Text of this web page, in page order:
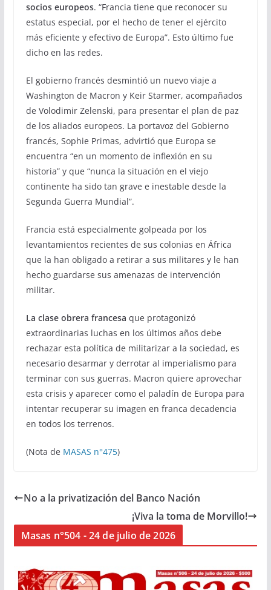
socios europeos. “Francia tiene que reconocer su
estatus especial, por el hecho de tener el ejército
más eficiente y efectivo de Europa”. Esto último fue
dicho en las redes.
El gobierno francés desmintió un nuevo viaje a
Washington de Macron y Keir Starmer, acompañados
de Volodimir Zelenski, para presentar el plan de paz
de los aliados europeos. La portavoz del Gobierno
francés, Sophie Primas, advirtió que Europa se
encuentra “en un momento de inflexión en su
historia” y que “nunca la situación en el viejo
continente ha sido tan grave e inestable desde la
Segunda Guerra Mundial”.
Francia está especialmente golpeada por los
levantamientos recientes de sus colonias en África
que la han obligado a retirar a sus militares y le han
hecho guardarse sus amenazas de intervención
militar.
La clase obrera francesa que protagonizó
extraordinarias luchas en los últimos años debe
rechazar esta política de militarizar a la sociedad, es
necesario desarmar y derrotar al imperialismo para
terminar con sus guerras. Macron quiere aprovechar
esta crisis y aparecer como el paladín de Europa para
intentar recuperar su imagen en franca decadencia
en todos los terrenos.
(Nota de MASAS n°475)
No a la privatización del Banco Nación
¡Viva la toma de Morvillo!
Masas n°504 - 24 de julio de 2026